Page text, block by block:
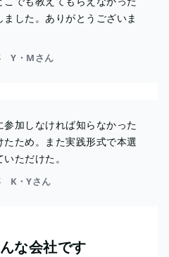
した。ありがとうございま
Y・Mさん
加しなければ知らなかった
ため。また実践形式で本選
ただけた。
K・Yさん
な会社です